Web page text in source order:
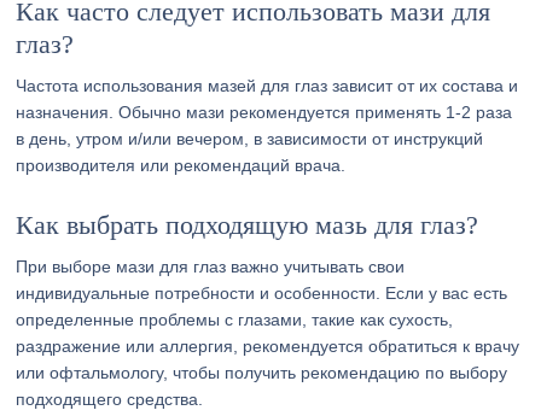
Как часто следует использовать мази для
глаз?
Частота использования мазей для глаз зависит от их состава и
назначения. Обычно мази рекомендуется применять 1-2 раза
в день, утром и/или вечером, в зависимости от инструкций
производителя или рекомендаций врача.
Как выбрать подходящую мазь для глаз?
При выборе мази для глаз важно учитывать свои
индивидуальные потребности и особенности. Если у вас есть
определенные проблемы с глазами, такие как сухость,
раздражение или аллергия, рекомендуется обратиться к врачу
или офтальмологу, чтобы получить рекомендацию по выбору
подходящего средства.